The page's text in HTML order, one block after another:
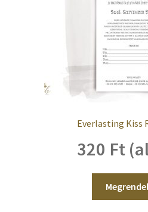
Everlasting Kiss
320 Ft